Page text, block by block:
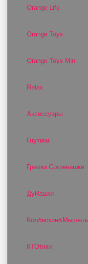
Orange Life
Orange Toys
Orange Toys Mini
Relax
Аксессуары
Гнутики
Грелки Согревашки
ДуRашки
Колбаскин&Мышель
КТОтики